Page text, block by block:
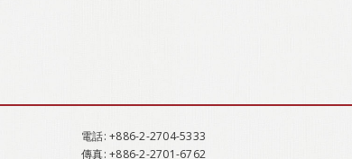
電話: +886-2-2704-5333
傳真: +886-2-2701-6762